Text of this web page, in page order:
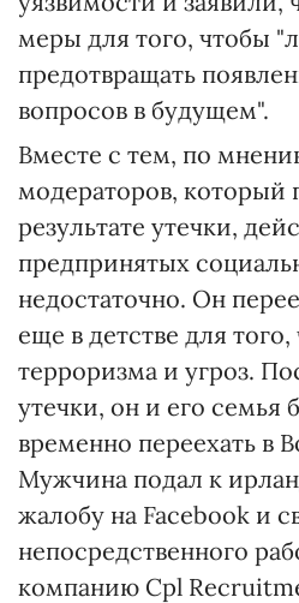
меры для того, чтобы
предотвращать
вопросов в будущем".
Вместе с тем, по
модераторов, который
результате утечки,
предпринятых
недостаточно. Он
еще в детстве для
терроризма и угроз.
утечки, он и его
временно переехать в
Мужчина подал к
жалобу на Facebook и
непосредственного
компанию Cpl